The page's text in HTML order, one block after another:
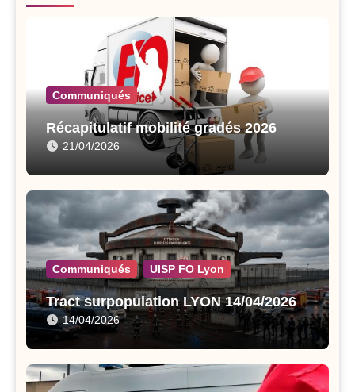
Communiqués
Récapitulatif mobilité gradés 2026
21/04/2026
Communiqués UISP FO Lyon
Tract surpopulation LYON 14/04/2026
14/04/2026